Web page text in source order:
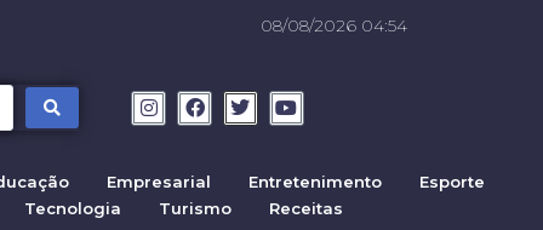
08/08/2026 04:54
Empresarial Entretenimento
Esporte
Tecnologia Turismo Receitas